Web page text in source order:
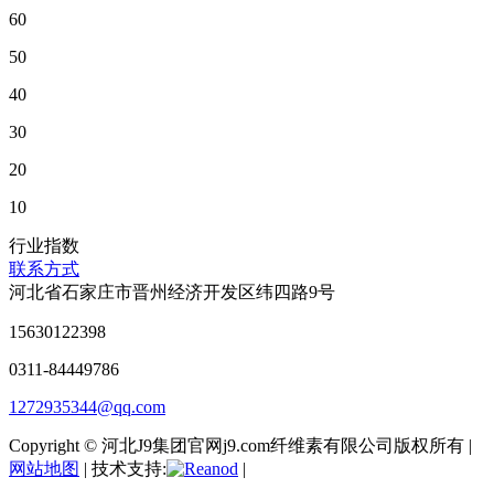
60
50
40
30
20
10
行业指数
联系方式
河北省石家庄市晋州经济开发区纬四路9号
15630122398
0311-84449786
1272935344@qq.com
Copyright © 河北J9集团官网j9.com纤维素有限公司版权所有 |
网站地图 | 技术支持: |